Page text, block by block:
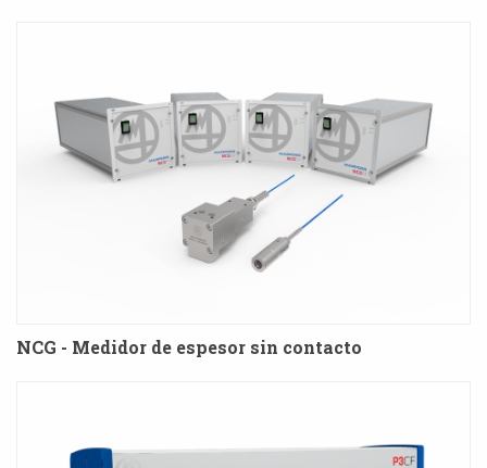
NCG - Medidor de espesor sin contacto